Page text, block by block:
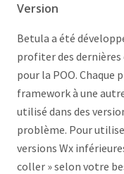
Version
Betula a été
profiter des
pour la POO. Chaque
framework à une
utilisé dans des
problème. Pour
versions Wx
coller » selon votre